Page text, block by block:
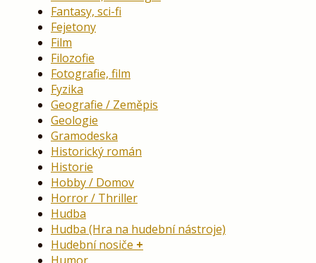
Fantasy, sci-fi
Fejetony
Film
Filozofie
Fotografie, film
Fyzika
Geografie / Zeměpis
Geologie
Gramodeska
Historický román
Historie
Hobby / Domov
Horror / Thriller
Hudba
Hudba (Hra na hudební nástroje)
Hudební nosiče
Humor